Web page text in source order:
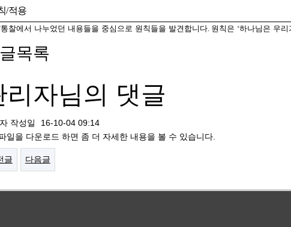
/적용
통찰에서 나누었던 내용들을 중심으로 원칙들을 발견합니다. 원칙은 ‘하나님은 우
목록
리자님의 댓글
작성일
16-10-04 09:14
일을 다운로드 하면 좀 더 자세한 내용을 볼 수 있습니다.
글 다음글